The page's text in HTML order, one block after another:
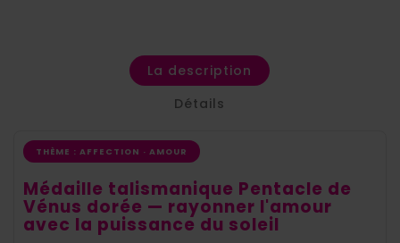
La description
Détails
THÈME : AFFECTION · AMOUR
Médaille talismanique Pentacle de
Vénus dorée — rayonner l'amour
avec la puissance du soleil